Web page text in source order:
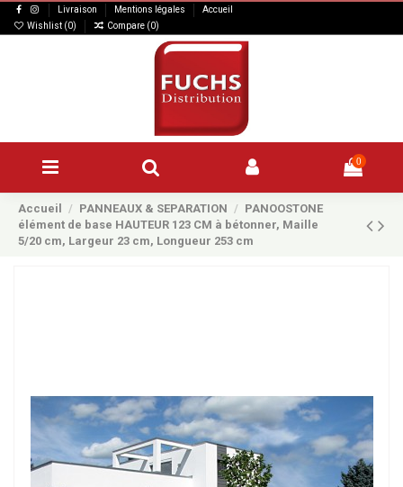
Livraison Mentions légales
Accueil
Wishlist (0) Compare (0)
0
Accueil PANNEAUX & SEPARATION
PANOOSTONE
élément de base HAUTEUR 123 CM à bétonner, Maille
5/20 cm, Largeur 23 cm, Longueur 253 cm